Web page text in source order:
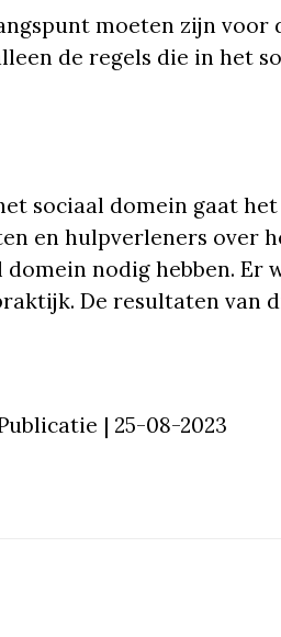
moeten zijn voor
de regels die in het
sociaal domein gaat het
en hulpverleners over
nodig hebben. Er
De resultaten van
| 25-08-2023